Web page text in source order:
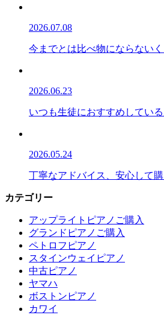
2026.07.08
今までとは比べ物にならない
2026.06.23
いつも生徒におすすめしてい
2026.05.24
丁寧なアドバイス、安心して
カテゴリー
アップライトピアノご購入
グランドピアノご購入
ペトロフピアノ
スタインウェイピアノ
中古ピアノ
ヤマハ
ボストンピアノ
カワイ